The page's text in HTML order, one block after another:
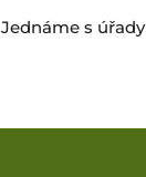
Jednáme s úřady